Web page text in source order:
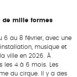
de mille formes
6 au 8 février, avec une
musique et
ville en 2026. À
les 4 à 6 mois. Les
du cirque. Il y a des